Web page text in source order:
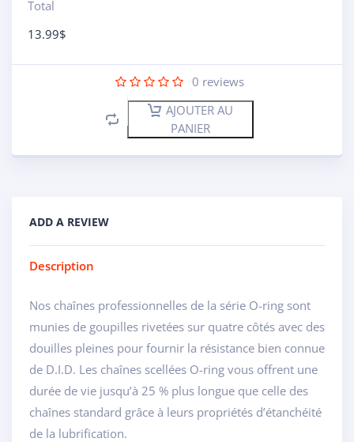
Total
13.99$
0 reviews
AJOUTER AU
PANIER
ADD A REVIEW
Description
Nos chaînes professionnelles de la série O-ring sont
munies de goupilles rivetées sur quatre côtés avec des
douilles pleines pour fournir la résistance bien connue
de D.I.D. Les chaînes scellées O-ring vous offrent une
durée de vie jusqu’à 25 % plus longue que celle des
chaînes standard grâce à leurs propriétés d’étanchéité
de la lubrification.